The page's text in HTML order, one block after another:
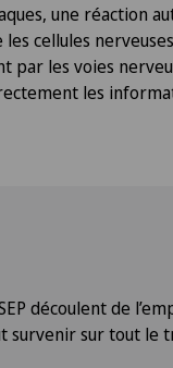
une réaction
cellules
par les voies
les
découlent de
survenir sur tout le